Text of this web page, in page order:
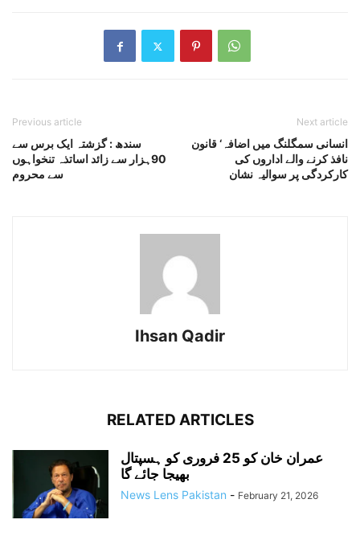
Previous article
سندھ : گزشتہ ایک برس سے
90ہزار سے زائد اساتذہ تنخواہوں
سے محروم
Next article
انسانی سمگلنگ میں اضافہ‘ قانون
نافذ کرنے والے اداروں کی
کارکردگی پر سوالیہ نشان
Ihsan Qadir
RELATED ARTICLES
عمران خان کو 25 فروری کو ہسپتال
بھیجا جائے گا
News Lens Pakistan - February 21, 2026